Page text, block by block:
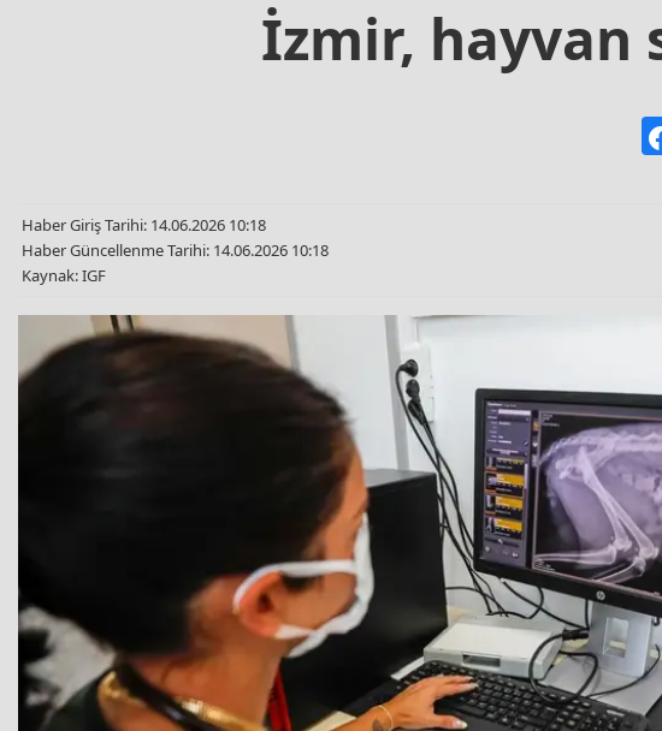
İzmir, hayvan
Haber Giriş Tarihi: 14.06.2026 10:18
Haber Güncellenme Tarihi: 14.06.2026 10:18
Kaynak: IGF